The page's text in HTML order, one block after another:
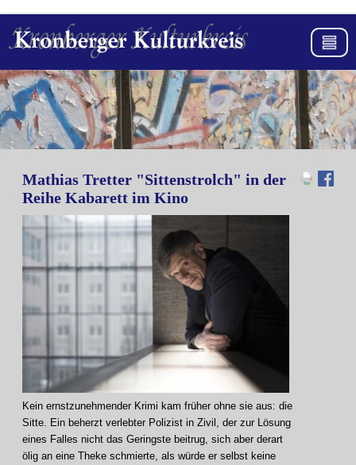
Mathias Tretter "Sittenstrolch" in der
Reihe Kabarett im Kino
Kein ernstzunehmender Krimi kam früher ohne sie aus: die
Sitte. Ein beherzt verlebter Polizist in Zivil, der zur Lösung
eines Falles nicht das Geringste beitrug, sich aber derart
ölig an eine Theke schmierte, als würde er selbst keine